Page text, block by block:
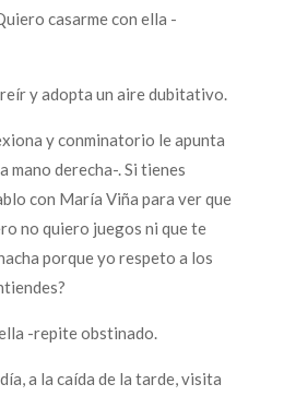
casarme con ella -
y adopta un aire dubitativo.
y conminatorio le apunta
mano derecha-. Si tienes
con María Viña para ver que
no quiero juegos ni que te
porque yo respeto a los
-repite obstinado.
a la caída de la tarde, visita